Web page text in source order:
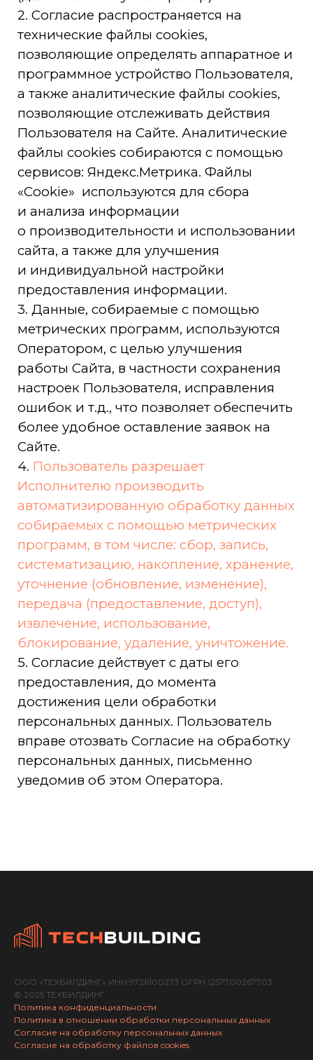
Пользователя на Сайте. Аналитические
файлы cookies собираются с помощью
сервисов: Яндекс.Метрика. Файлы
«Cookie» используются для сбора
и анализа информации
о производительности и использовании
сайта, а также для улучшения
и индивидуальной настройки
предоставления информации.
3. Данные, собираемые с помощью
метрических программ, используются
Оператором, с целью улучшения
работы Сайта, в частности сохранения
настроек Пользователя, исправления
ошибок и т.д., что позволяет обеспечить
более удобное оставление заявок на
Сайте.
4. Пользователь разрешает
Исполнителю производить
автоматизированную обработку данных
программ, в том числе: сбор, запись,
систематизацию, накопление, хранение,
уточнение (обновление, изменение),
передача (предоставление, доступ),
извлечение, использование,
блокирование, удаление, уничтожение.
5. Согласие действует с даты его
предоставления, до момента
достижения цели обработки
персональных данных. Пользователь
вправе отозвать Согласие на обработку
персональных данных, письменно
уведомив об этом Оператора.
ООО «ТЕХБИЛДИНГ» ИНН 9726100273 ОГРН 1257700267703
© 2025 ТЕХБИЛДИНГ
Политика конфиденциальности
Политика в отношении обработки персональных данных
Согласие на обработку персональных данных
Согласие на обработку файлов cookies